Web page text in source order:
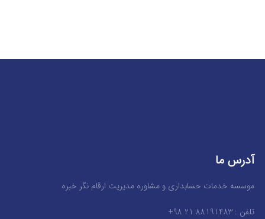
آدرس ما
موسسه خدمات حسابداری و مشاوره مدیریت ارقام نگر خبره
تلفن : 88191483 21 98+